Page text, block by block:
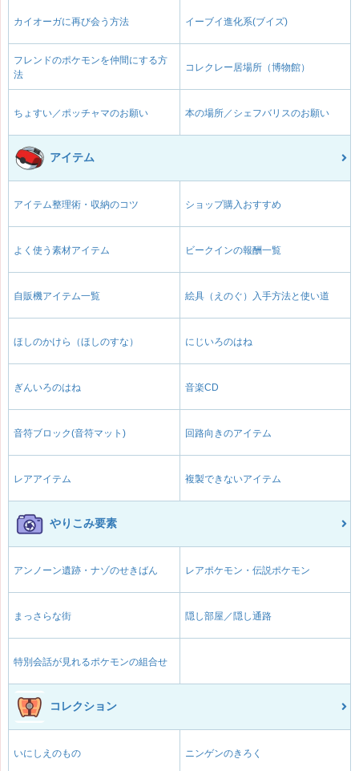
カイオーガに再び会う方法 イーブイ進化系(ブイズ)
フレンドのポケモンを仲間にする方
法
コレクレー居場所（博物館）
ちょすい／ポッチャマのお願い 本の場所／シェフバリスのお願い
アイテム
アイテム整理術・収納のコツ ショップ購入おすすめ
よく使う素材アイテム ビークインの報酬一覧
自販機アイテム一覧 絵具（えのぐ）入手方法と使い道
ほしのかけら（ほしのすな） にじいろのはね
ぎんいろのはね 音楽CD
音符ブロック(音符マット) 回路向きのアイテム
レアアイテム 複製できないアイテム
やりこみ要素
アンノーン遺跡・ナゾのせきばん レアポケモン・伝説ポケモン
まっさらな街 隠し部屋／隠し通路
特別会話が見れるポケモンの組合せ
コレクション
いにしえのもの ニンゲンのきろく